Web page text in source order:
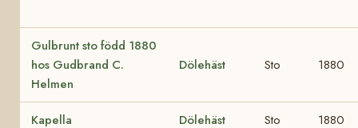
Gulbrunt sto född 1880
hos Gudbrand C.
Helmen
Dölehäst Sto 1880
Kapella Dölehäst Sto 1880